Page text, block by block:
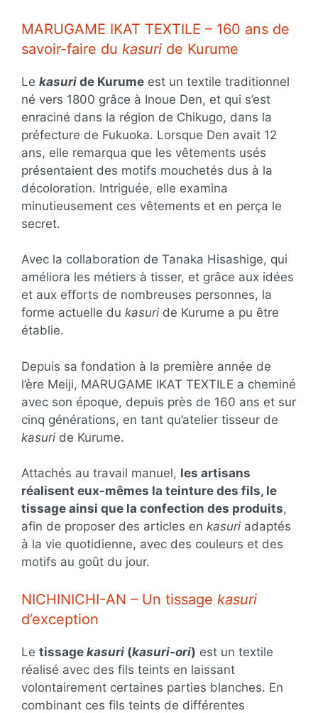
MARUGAME IKAT TEXTILE – 160 ans de
savoir-faire du kasuri de Kurume
Le kasuri de Kurume est un textile traditionnel
né vers 1800 grâce à Inoue Den, et qui s’est
enraciné dans la région de Chikugo, dans la
préfecture de Fukuoka. Lorsque Den avait 12
ans, elle remarqua que les vêtements usés
présentaient des motifs mouchetés dus à la
décoloration. Intriguée, elle examina
minutieusement ces vêtements et en perça le
secret.
Avec la collaboration de Tanaka Hisashige, qui
améliora les métiers à tisser, et grâce aux idées
et aux efforts de nombreuses personnes, la
forme actuelle du kasuri de Kurume a pu être
établie.
Depuis sa fondation à la première année de
l’ère Meiji, MARUGAME IKAT TEXTILE a cheminé
avec son époque, depuis près de 160 ans et sur
cinq générations, en tant qu’atelier tisseur de
kasuri de Kurume.
Attachés au travail manuel, les artisans
réalisent eux-mêmes la teinture des fils, le
tissage ainsi que la confection des produits,
afin de proposer des articles en kasuri adaptés
à la vie quotidienne, avec des couleurs et des
motifs au goût du jour.
NICHINICHI-AN – Un tissage kasuri
d’exception
Le tissage kasuri (kasuri-ori) est un textile
réalisé avec des fils teints en laissant
volontairement certaines parties blanches. En
combinant ces fils teints de différentes